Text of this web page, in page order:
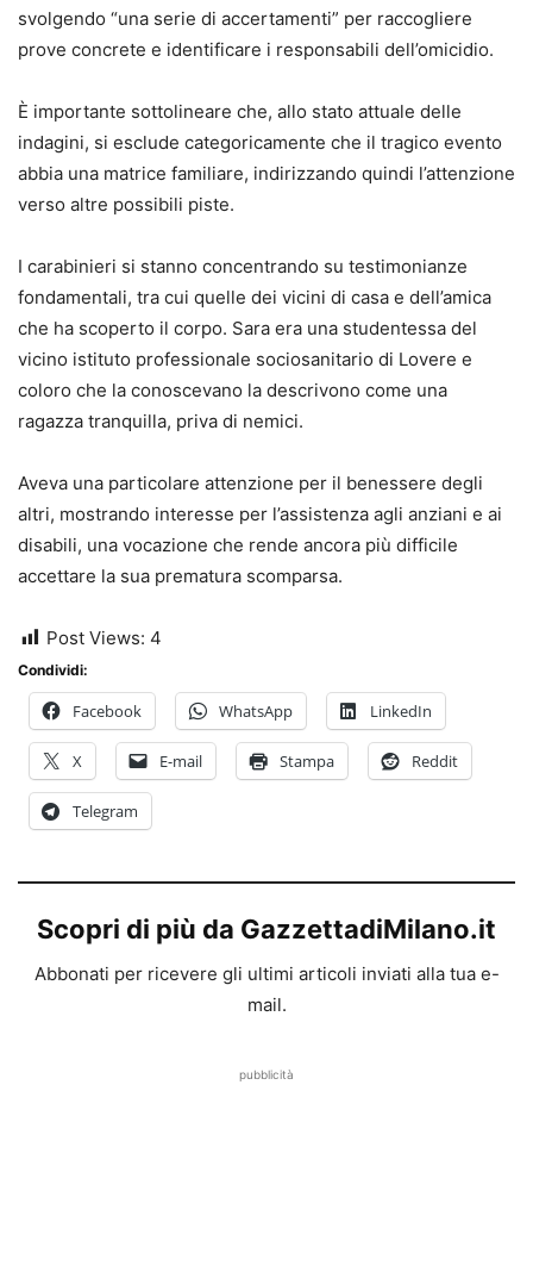
svolgendo “una serie di accertamenti” per raccogliere
prove concrete e identificare i responsabili dell’omicidio.
È importante sottolineare che, allo stato attuale delle
indagini, si esclude categoricamente che il tragico evento
abbia una matrice familiare, indirizzando quindi l’attenzione
verso altre possibili piste.
I carabinieri si stanno concentrando su testimonianze
fondamentali, tra cui quelle dei vicini di casa e dell’amica
che ha scoperto il corpo. Sara era una studentessa del
vicino istituto professionale sociosanitario di Lovere e
coloro che la conoscevano la descrivono come una
ragazza tranquilla, priva di nemici.
Aveva una particolare attenzione per il benessere degli
altri, mostrando interesse per l’assistenza agli anziani e ai
disabili, una vocazione che rende ancora più difficile
accettare la sua prematura scomparsa.
Post Views: 4
Condividi:
Facebook WhatsApp LinkedIn
X E-mail Stampa Reddit
Telegram
Scopri di più da GazzettadiMilano.it
Abbonati per ricevere gli ultimi articoli inviati alla tua e-
mail.
pubblicità